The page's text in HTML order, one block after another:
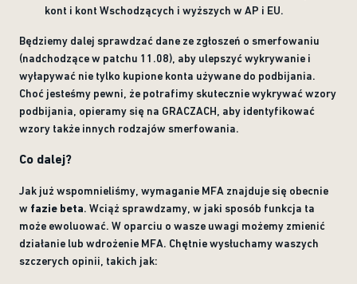
kont i kont Wschodzących i wyższych w AP i EU.
Będziemy dalej sprawdzać dane ze zgłoszeń o smerfowaniu
(nadchodzące w patchu 11.08), aby ulepszyć wykrywanie i
wyłapywać nie tylko kupione konta używane do podbijania.
Choć jesteśmy pewni, że potrafimy skutecznie wykrywać wzory
podbijania, opieramy się na GRACZACH, aby identyfikować
wzory także innych rodzajów smerfowania.
Co dalej?
Jak już wspomnieliśmy, wymaganie MFA znajduje się obecnie
w fazie beta. Wciąż sprawdzamy, w jaki sposób funkcja ta
może ewoluować. W oparciu o wasze uwagi możemy zmienić
działanie lub wdrożenie MFA. Chętnie wysłuchamy waszych
szczerych opinii, takich jak: